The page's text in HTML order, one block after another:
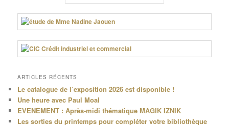
ARTICLES RÉCENTS
Le catalogue de l’exposition 2026 est disponible !
Une heure avec Paul Moal
EVENEMENT : Après-midi thématique MAGIK IZNIK
Les sorties du printemps pour compléter votre bibliothèque